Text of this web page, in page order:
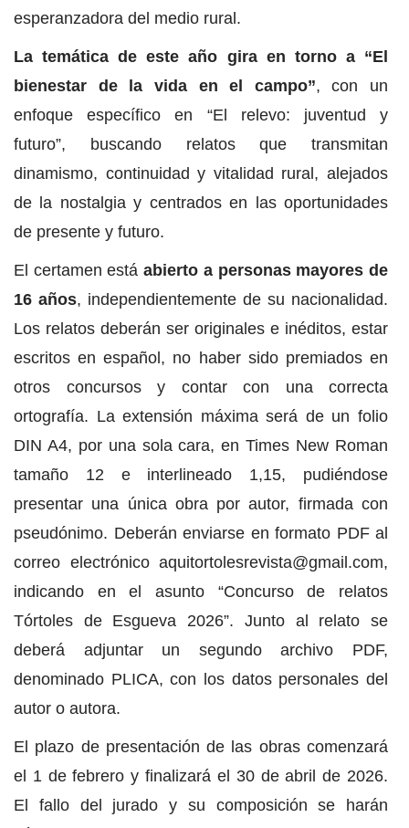
esperanzadora del medio rural.
La temática de este año gira en torno a “El
bienestar de la vida en el campo”, con un
enfoque específico en “El relevo: juventud y
futuro”, buscando relatos que transmitan
dinamismo, continuidad y vitalidad rural, alejados
de la nostalgia y centrados en las oportunidades
de presente y futuro.
El certamen estáabierto a personas mayores de
16 años, independientemente de su nacionalidad.
Los relatos deberán ser originales e inéditos, estar
escritos en español, no haber sido premiados en
otros concursos y contar con una correcta
ortografía. La extensión máxima será de un folio
DIN A4, por una sola cara, en Times New Roman
tamaño 12 e interlineado 1,15, pudiéndose
presentar una única obra por autor, firmada con
pseudónimo. Deberán enviarse en formato PDF al
correo electrónico aquitortolesrevista@gmail.com,
indicando en el asunto “Concurso de relatos
Tórtoles de Esgueva 2026”. Junto al relato se
deberá adjuntar un segundo archivo PDF,
denominado PLICA, con los datos personales del
autor o autora.
El plazo de presentación de las obras comenzará
el 1 de febrero y finalizará el 30 de abril de 2026.
El fallo del jurado y su composición se harán